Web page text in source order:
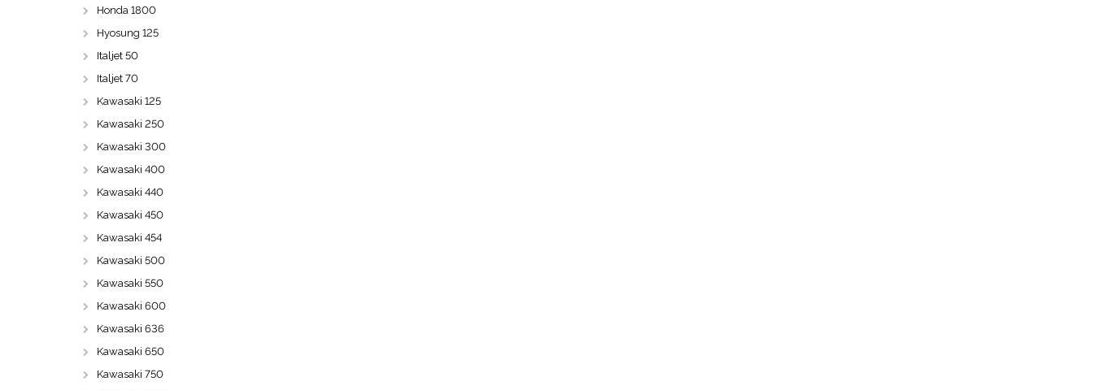
Honda 1800
Hyosung 125
Italjet 50
Italjet 70
Kawasaki 125
Kawasaki 250
Kawasaki 300
Kawasaki 400
Kawasaki 440
Kawasaki 450
Kawasaki 454
Kawasaki 500
Kawasaki 550
Kawasaki 600
Kawasaki 636
Kawasaki 650
Kawasaki 750